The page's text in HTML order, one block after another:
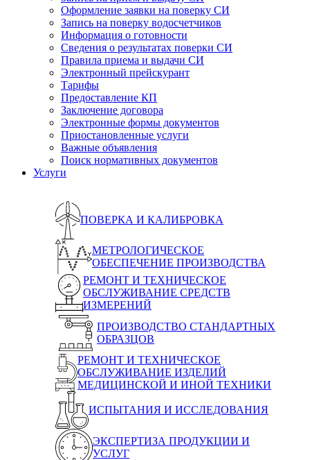
Оформление заявки на поверку СИ
Запись на поверку водосчетчиков
Информация о готовности
Сведения о результатах поверки СИ
Правила приема и выдачи СИ
Электронный прейскурант
Тарифы
Предоставление КП
Заключение договора
Электронные формы документов
Приостановленные услуги
Важные объявления
Поиск нормативных документов
Услуги
ПОВЕРКА И КАЛИБРОВКА
МЕТРОЛОГИЧЕСКОЕ
ОБЕСПЕЧЕНИЕ ПРОИЗВОДСТВА
РЕМОНТ И ТЕХНИЧЕСКОЕ
ОБСЛУЖИВАНИЕ СРЕДСТВ
ИЗМЕРЕНИЙ
ПРОИЗВОДСТВО СТАНДАРТНЫХ
ОБРАЗЦОВ
РЕМОНТ И ТЕХНИЧЕСКОЕ
ОБСЛУЖИВАНИЕ ИЗДЕЛИЙ
МЕДИЦИНСКОЙ И ИНОЙ ТЕХНИКИ
ИСПЫТАНИЯ И ИССЛЕДОВАНИЯ
ЭКСПЕРТИЗА ПРОДУКЦИИ И
УСЛУГ